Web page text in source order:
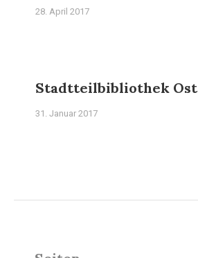
28. April 2017
Stadtteilbibliothek Ost
31. Januar 2017